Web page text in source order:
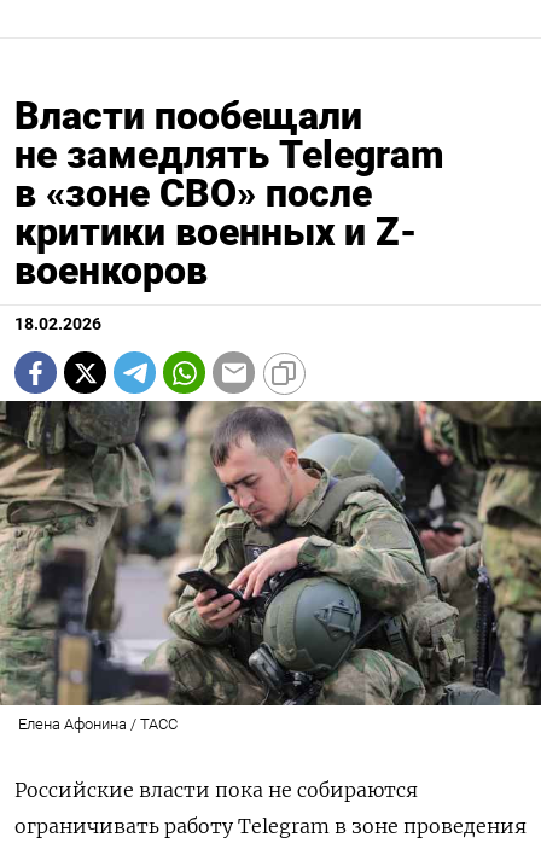
Власти пообещали
не замедлять Telegram
в «зоне СВО» после
критики военных и Z-
военкоров
18.02.2026
Елена Афонина / ТАСС
Российские власти пока не собираются
ограничивать работу Telegram в зоне проведения